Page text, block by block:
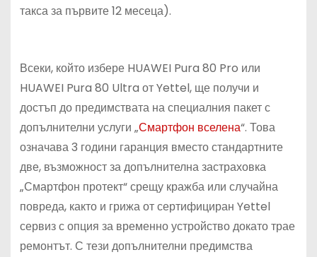
такса за първите 12 месеца).
Всеки, който избере HUAWEI Pura 80 Pro или
HUAWEI Pura 80 Ultra от Yettel, ще получи и
достъп до предимствата на специалния пакет с
допълнителни услуги „Смартфон вселена“. Това
означава 3 години гаранция вместо стандартните
две, възможност за допълнителна застраховка
„Смартфон протект“ срещу кражба или случайна
повреда, както и грижа от сертифициран Yettel
сервиз с опция за временно устройство докато трае
ремонтът. С тези допълнителни предимства